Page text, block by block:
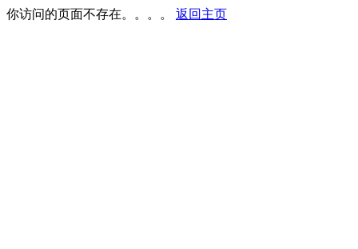
你访问的页面不存在。。。。 返回主页